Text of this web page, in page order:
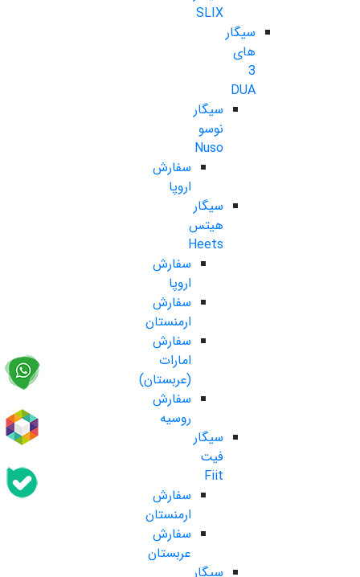
SLIX
سیگار
های
3
DUA
سیگار
نوسو
Nuso
سفارش
اروپا
سیگار
هیتس
Heets
سفارش
اروپا
سفارش
ارمنستان
سفارش
امارات
(عربستان)
سفارش
روسیه
سیگار
فیت
Fiit
سفارش
ارمنستان
سفارش
عربستان
سیگار